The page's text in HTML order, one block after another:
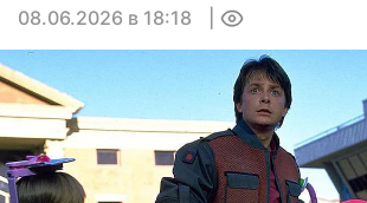
08.06.2026 в 18:18